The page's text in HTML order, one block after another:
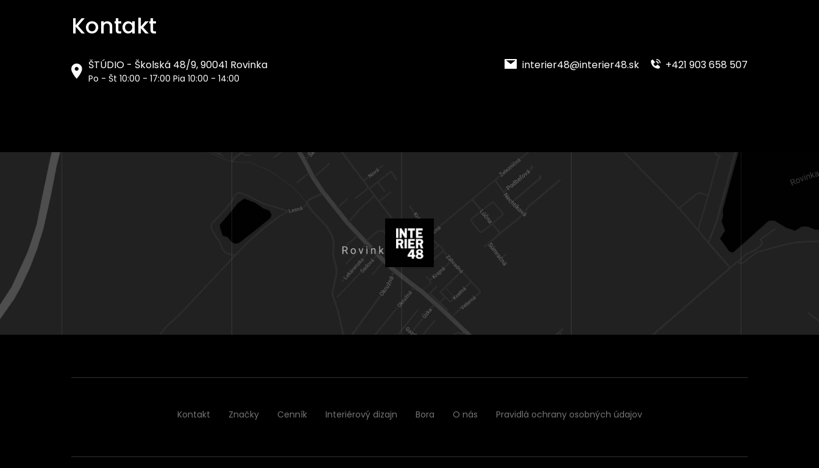
Kontakt
ŠTÚDIO - Školská 48/9, 90041 Rovinka
Po - Št 10:00 - 17:00 Pia 10:00 - 14:00
interier48@interier48.sk +421 903 658 507
Kontakt Značky Cenník Interiérový dizajn Bora O nás Pravidlá ochrany osobných údajov